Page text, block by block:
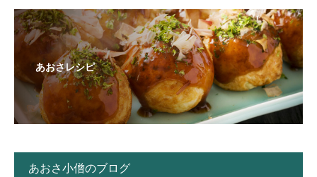
あおさレシピ
あおさ小僧のブログ